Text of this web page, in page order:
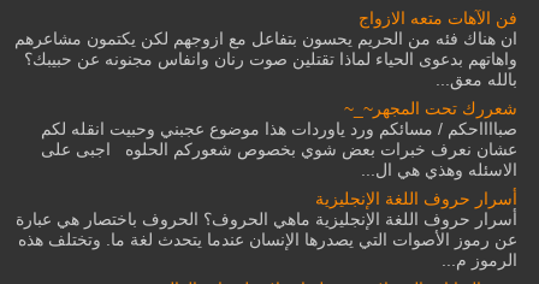
فن الآهات متعه الازواج
ان هناك فئه من الحريم يحسون بتفاعل مع ازوجهم لكن يكتمون مشاعرهم
واهاتهم بدعوى الحياء لماذا تقتلين صوت رنان وانفاس مجنونه عن حبيبك؟
بالله معق...
شعررك تحت المجهر~_~
صبااااحكم / مسائكم ورد ياوردات هذا موضوع عجبني وحبيت انقله لكم
عشان نعرف خبرات بعض شوي بخصوص شعوركم الحلوه اجبى على
الاسئله وهذي هي ال...
أسرار حروف اللغة الإنجليزية
أسرار حروف اللغة الإنجليزية ماهي الحروف؟ الحروف باختصار هي عبارة
عن رموز الأصوات التي يصدرها الإنسان عندما يتحدث لغة ما. وتختلف هذه
الرموز م...